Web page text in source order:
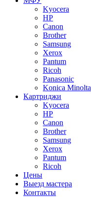
Kyocera
HP
Canon
Brother
Samsung
Xerox
Pantum
Ricoh
Panasonic
Konica Minolta
Картриджи
Kyocera
HP
Canon
Brother
Samsung
Xerox
Pantum
Ricoh
Цены
Выезд мастера
Контакты